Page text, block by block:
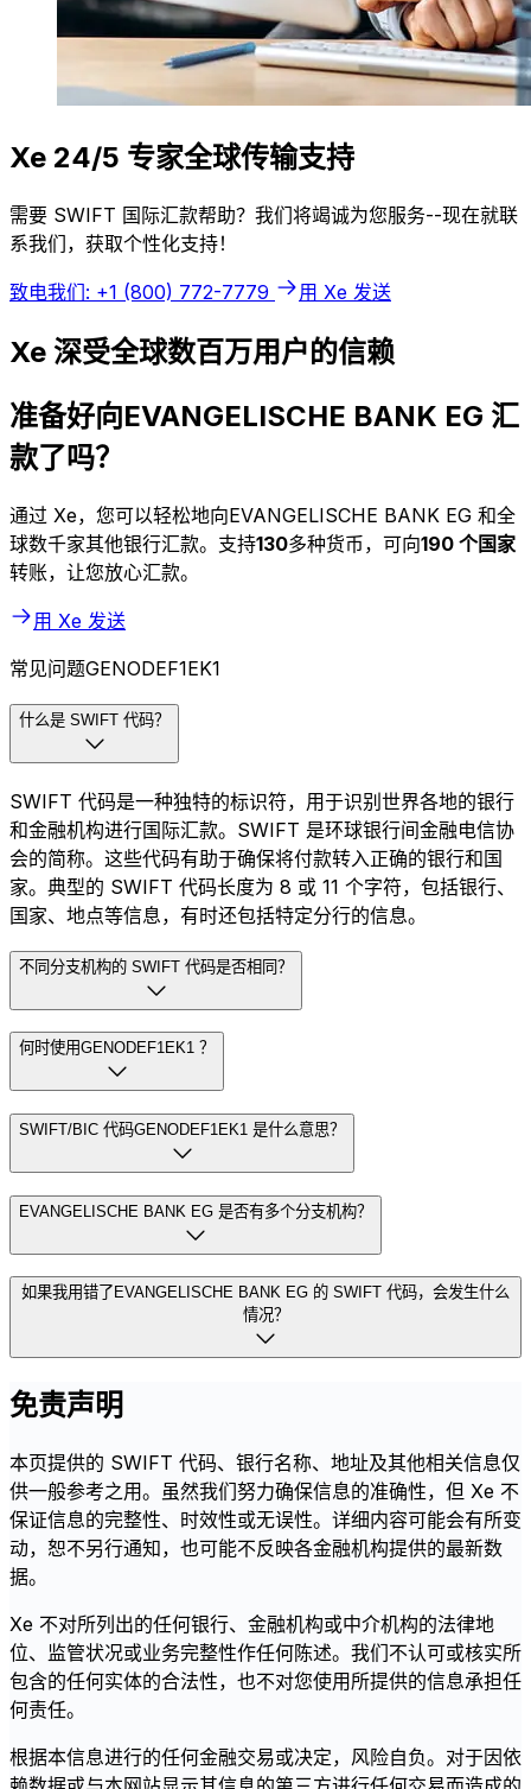
Xe 24/5 专家全球传输支持
需要 SWIFT 国际汇款帮助？我们将竭诚为您服务--现在就联
系我们，获取个性化支持！
致电我们: +1 (800) 772-7779 用 Xe 发送
Xe 深受全球数百万用户的信赖
准备好向EVANGELISCHE BANK EG 汇
款了吗？
通过 Xe，您可以轻松地向EVANGELISCHE BANK EG 和全
球数千家其他银行汇款。支持130多种货币，可向190 个国家
转账，让您放心汇款。
用 Xe 发送
常见问题GENODEF1EK1
什么是 SWIFT 代码？
SWIFT 代码是一种独特的标识符，用于识别世界各地的银行
和金融机构进行国际汇款。SWIFT 是环球银行间金融电信协
会的简称。这些代码有助于确保将付款转入正确的银行和国
家。典型的 SWIFT 代码长度为 8 或 11 个字符，包括银行、
国家、地点等信息，有时还包括特定分行的信息。
不同分支机构的 SWIFT 代码是否相同？
何时使用GENODEF1EK1 ？
SWIFT/BIC 代码GENODEF1EK1 是什么意思？
EVANGELISCHE BANK EG 是否有多个分支机构？
如果我用错了EVANGELISCHE BANK EG 的 SWIFT 代码，会发生什么
情况？
免责声明
本页提供的 SWIFT 代码、银行名称、地址及其他相关信息仅
供一般参考之用。虽然我们努力确保信息的准确性，但 Xe 不
保证信息的完整性、时效性或无误性。详细内容可能会有所变
动，恕不另行通知，也可能不反映各金融机构提供的最新数
据。
Xe 不对所列出的任何银行、金融机构或中介机构的法律地
位、监管状况或业务完整性作任何陈述。我们不认可或核实所
包含的任何实体的合法性，也不对您使用所提供的信息承担任
何责任。
根据本信息进行的任何金融交易或决定，风险自负。对于因依